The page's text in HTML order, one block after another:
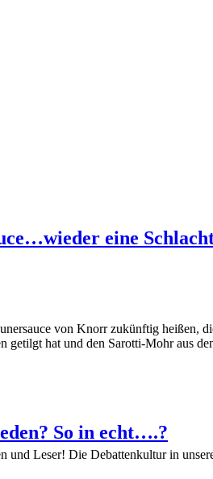
eine
von Knorr zukünftig
getilgt hat und den Sarotti-Mohr aus
So in echt….?
und Leser! Die Debattenkultur in